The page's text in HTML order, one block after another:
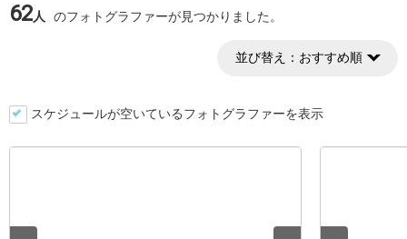
62人 のフォトグラファーが見つかりました。
並び替え： おすすめ順
スケジュールが空いているフォトグラファーを表示